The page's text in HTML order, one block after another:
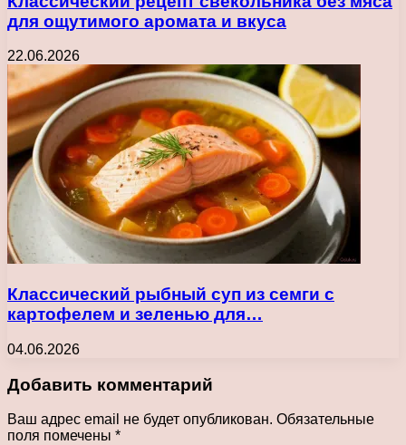
для ощутимого аромата и вкуса
22.06.2026
Классический рыбный суп из семги с
картофелем и зеленью для…
04.06.2026
Добавить комментарий
Ваш адрес email не будет опубликован. Обязательные
поля помечены *